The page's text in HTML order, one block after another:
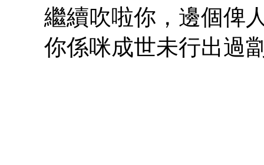
繼續吹啦你，邊個俾
你係咪成世未行出過